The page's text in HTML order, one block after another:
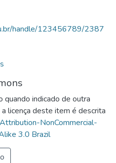
handle/123456789/2387
quando indicado de outra
a licença deste item é descrita
Attribution-NonCommercial-
3.0 Brazil